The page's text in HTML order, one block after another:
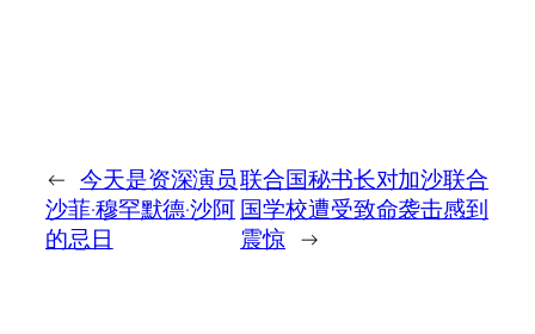
← 今天是资深演员
沙菲·穆罕默德·沙阿
的忌日
联合国秘书长对加沙联合
国学校遭受致命袭击感到
震惊 →